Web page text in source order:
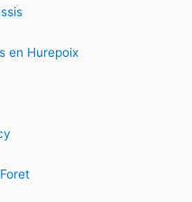
en Hurepoix